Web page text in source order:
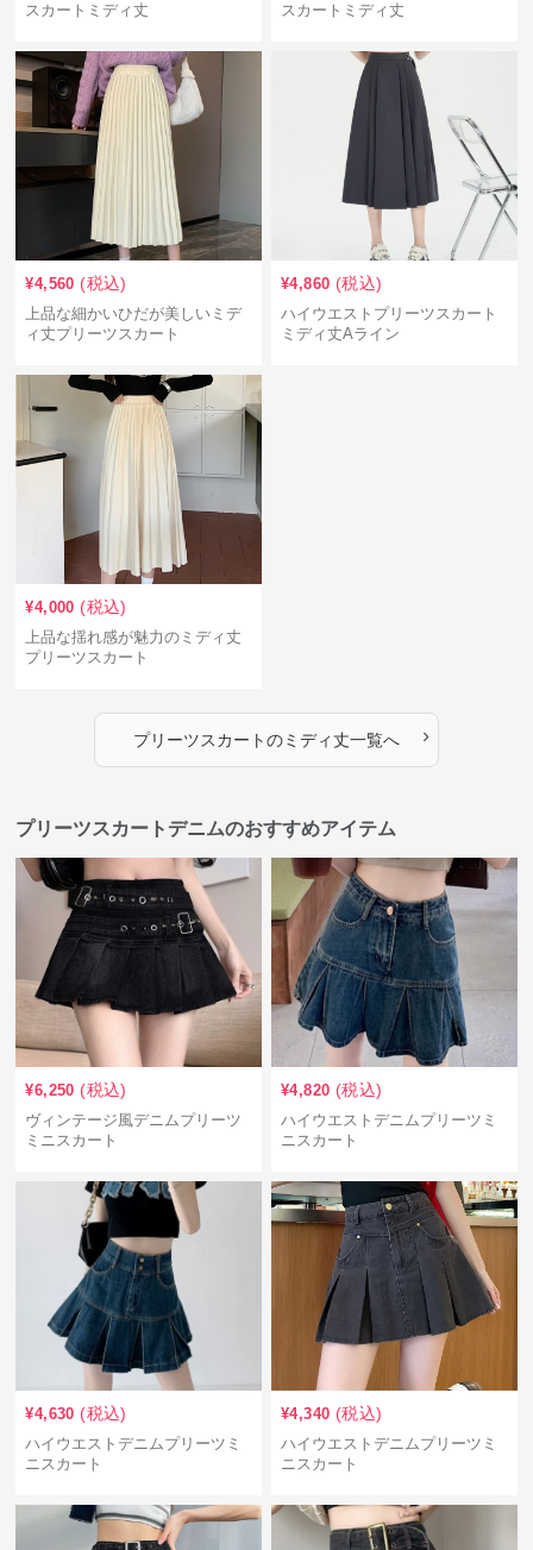
スカートミディ丈
スカートミディ丈
¥4,560 (税込)
上品な細かいひだが美しいミデ
ィ丈プリーツスカート
¥4,860 (税込)
ハイウエストプリーツスカート
ミディ丈Aライン
¥4,000 (税込)
上品な揺れ感が魅力のミディ丈
プリーツスカート
プリーツスカートのミディ丈一覧へ ›
プリーツスカートデニムのおすすめアイテム
¥6,250 (税込)
ヴィンテージ風デニムプリーツ
ミニスカート
¥4,820 (税込)
ハイウエストデニムプリーツミ
ニスカート
¥4,630 (税込)
ハイウエストデニムプリーツミ
ニスカート
¥4,340 (税込)
ハイウエストデニムプリーツミ
ニスカート